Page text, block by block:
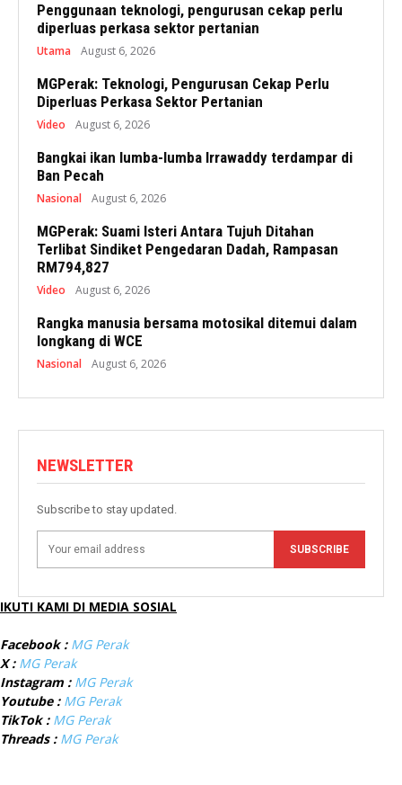
Penggunaan teknologi, pengurusan cekap perlu
diperluas perkasa sektor pertanian
Utama August 6, 2026
MGPerak: Teknologi, Pengurusan Cekap Perlu
Diperluas Perkasa Sektor Pertanian
Video August 6, 2026
Bangkai ikan lumba-lumba Irrawaddy terdampar di
Ban Pecah
Nasional August 6, 2026
MGPerak: Suami Isteri Antara Tujuh Ditahan
Terlibat Sindiket Pengedaran Dadah, Rampasan
RM794,827
Video August 6, 2026
Rangka manusia bersama motosikal ditemui dalam
longkang di WCE
Nasional August 6, 2026
NEWSLETTER
Subscribe to stay updated.
SUBSCRIBE
IKUTI KAMI DI MEDIA SOSIAL
Facebook : MG Perak
X : MG Perak
Instagram : MG Perak
Youtube : MG Perak
TikTok : MG Perak
Threads : MG Perak